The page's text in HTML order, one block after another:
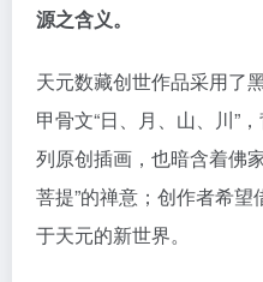
源之含义。
天元数藏创世作品采用了
甲骨文“日、月、山、川”
列原创插画，也暗含着佛
菩提”的禅意；创作者希
于天元的新世界。